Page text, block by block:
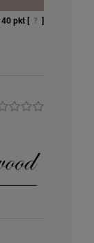
40 pkt [ ? ]